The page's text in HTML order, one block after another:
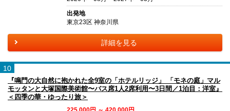
出発地
東京23区 神奈川県
詳細を見る
10
『鳴門の大自然に抱かれた全9室の「ホテルリッジ」 「モネの庭」マル
モッタンと大塚国際美術館〜バス席1人2席利用〜3日間／1泊目：洋室』
＜四季の華・ゆったり旅＞